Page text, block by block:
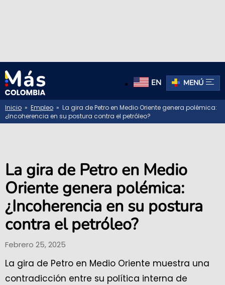
EN MENÚ
Inicio » Empleo » La gira de Petro en Medio Oriente genera polémica:
¿Incoherencia en su postura contra el petróleo?
La gira de Petro en Medio
Oriente genera polémica:
¿Incoherencia en su postura
contra el petróleo?
Febrero 25, 2025
La gira de Petro en Medio Oriente muestra una
contradicción entre su política interna de